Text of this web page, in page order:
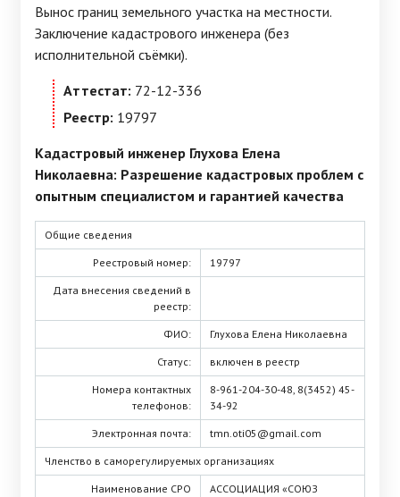
Вынос границ земельного участка на местности.
Заключение кадастрового инженера (без
исполнительной съёмки).
Аттестат: 72-12-336
Реестр: 19797
Кадастровый инженер Глухова Елена
Николаевна: Разрешение кадастровых проблем с
опытным специалистом и гарантией качества
Общие сведения
Реестровый номер: 19797
Дата внесения сведений в
реестр:
ФИО: Глухова Елена Николаевна
Статус: включен в реестр
Номера контактных
телефонов:
8-961-204-30-48, 8(3452) 45-
34-92
Электронная почта: tmn.oti05@gmail.com
Членство в саморегулируемых организациях
Наименование СРО
АССОЦИАЦИЯ «СОЮЗ